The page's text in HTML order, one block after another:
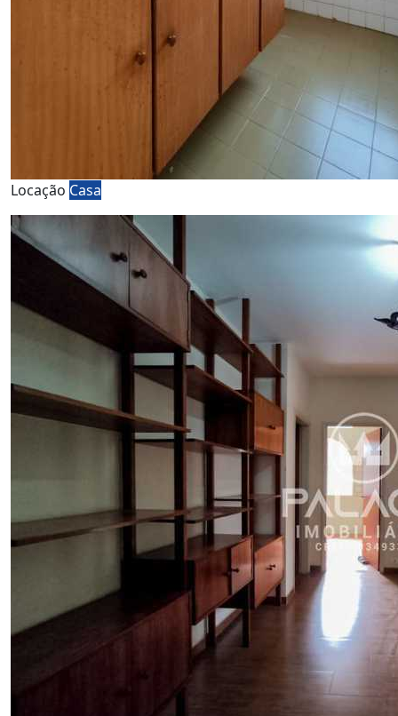
Locação Casa